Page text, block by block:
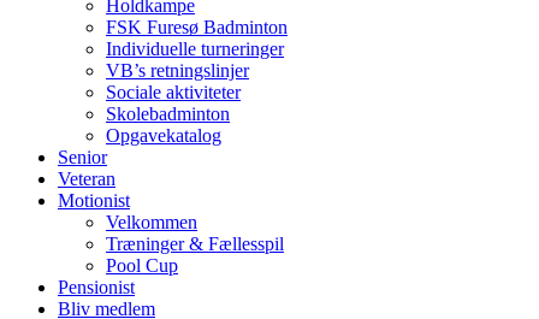
Holdkampe
FSK Furesø Badminton
Individuelle turneringer
VB’s retningslinjer
Sociale aktiviteter
Skolebadminton
Opgavekatalog
Senior
Veteran
Motionist
Velkommen
Træninger & Fællesspil
Pool Cup
Pensionist
Bliv medlem